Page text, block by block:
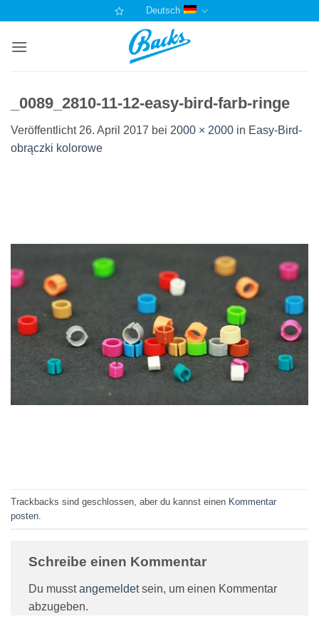
springen
Deutsch
_0089_2810-11-12-easy-bird-farb-ringe
Veröffentlicht 26. April 2017 bei 2000 × 2000 in Easy-Bird-
obrączki kolorowe
Trackbacks sind geschlossen, aber du kannst einen Kommentar
posten
Schreibe einen Kommentar
Du musstangemeldetsein, um einen Kommentar
abzugeben.